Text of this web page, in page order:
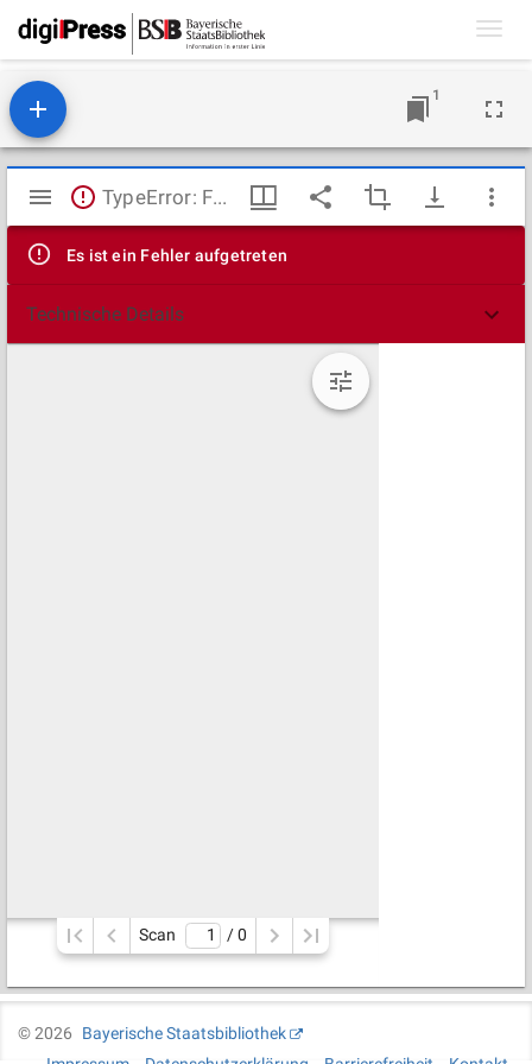
1
Mirador
Viewer
TypeError: Failed to fetch
Es ist ein Fehler aufgetreten
Technische Details
Scan / 0
©2026
Bayerische Staatsbibliothek